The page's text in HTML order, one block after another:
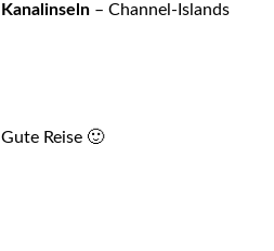
Kanalinseln– Channel-Islands
Gute Reise 🙂